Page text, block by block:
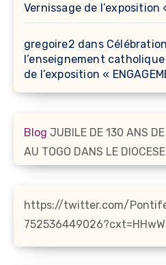
Vernissage de l’exposition
gregoire2 dans
l’enseignement
de l’exposition «
Blog JUBILE DE 130 ANS DE
AU TOGO DANS LE
https://twitter.com/